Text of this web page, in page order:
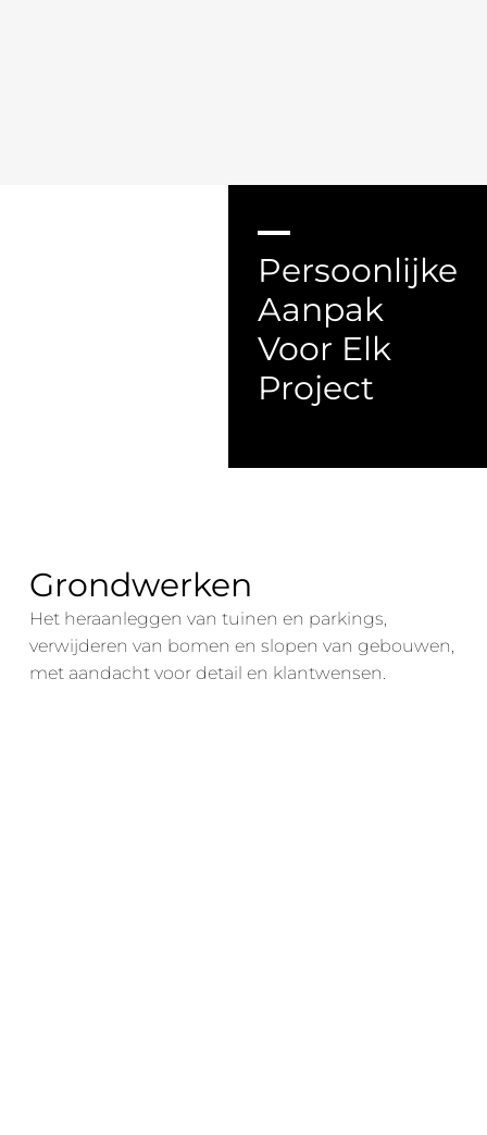
Persoonlijke
Aanpak
Voor Elk
Project
Grondwerken
Het heraanleggen van tuinen en parkings,
verwijderen van bomen en slopen van gebouwen,
met aandacht voor detail en klantwensen.